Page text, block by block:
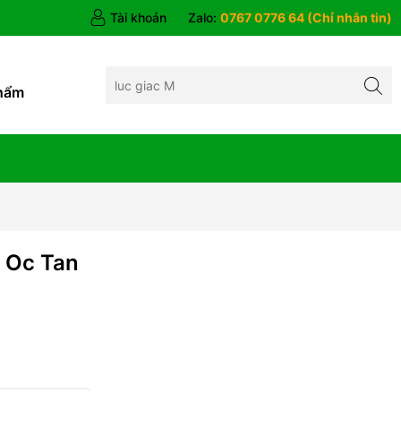
Tài khoản Zalo: 0767 0776 64 (Chỉ nhắn tin)
Tan